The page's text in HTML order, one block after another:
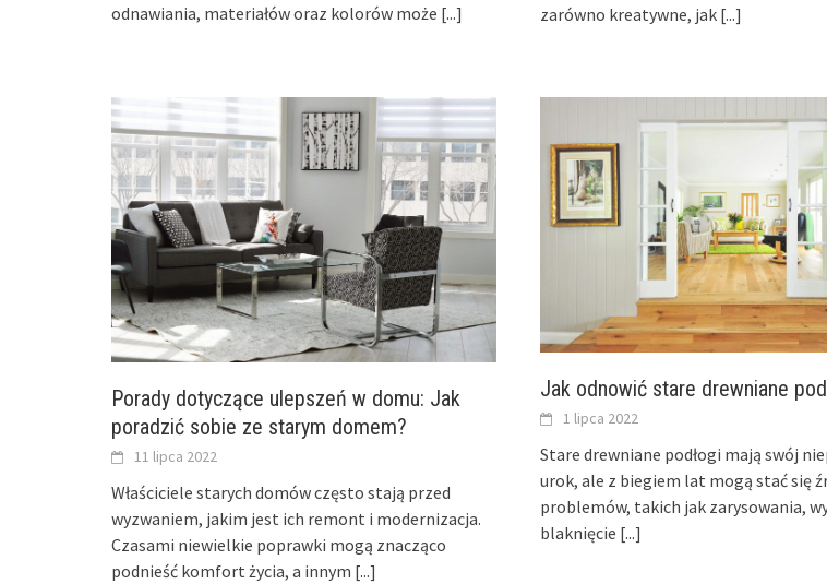
odnawiania, materiałów oraz kolorów może [...]
zarówno kreatywne, jak [...]
Porady dotyczące ulepszeń w domu: Jak
poradzić sobie ze starym domem?
11 lipca 2022
Właściciele starych domów często stają przed
wyzwaniem, jakim jest ich remont i modernizacja.
Czasami niewielkie poprawki mogą znacząco
podnieść komfort życia, a innym [...]
Jak odnowić stare drewniane
1 lipca 2022
Stare drewniane podłogi mają swój
urok, ale z biegiem lat mogą stać się
problemów, takich jak zarysowania,
blaknięcie [...]